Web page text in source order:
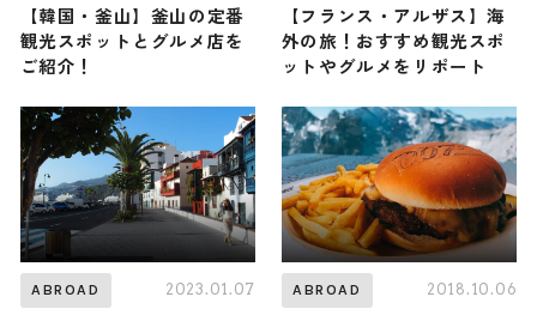
【韓国・釜山】釜山の定番
観光スポットとグルメ店を
ご紹介！
【フランス・アルザス】海
外の旅！おすすめ観光スポ
ットやグルメをリポート
ABROAD 2023.01.07 ABROAD 2018.10.06